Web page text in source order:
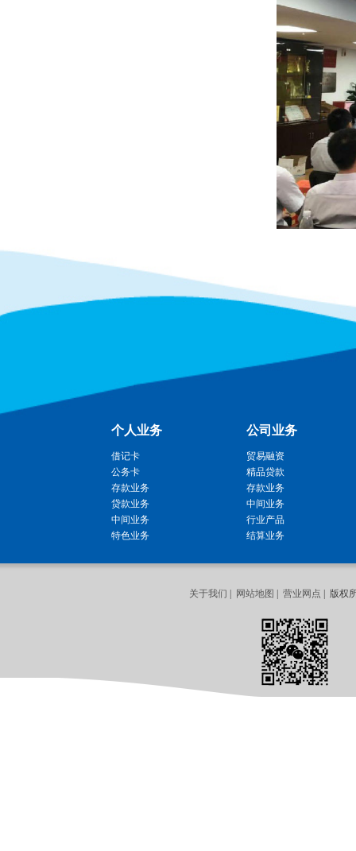
个人业务
借记卡
公务卡
存款业务
贷款业务
中间业务
特色业务
公司业务
贸易融资
精品贷款
存款业务
中间业务
行业产品
结算业务
关于我们 网站地图 营业网点 | 版权